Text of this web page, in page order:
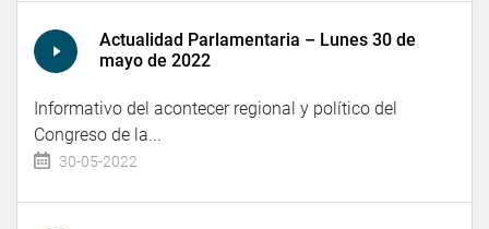
Actualidad Parlamentaria – Lunes 30 de
mayo de 2022
Informativo del acontecer regional y político del
Congreso de la...
30-05-2022